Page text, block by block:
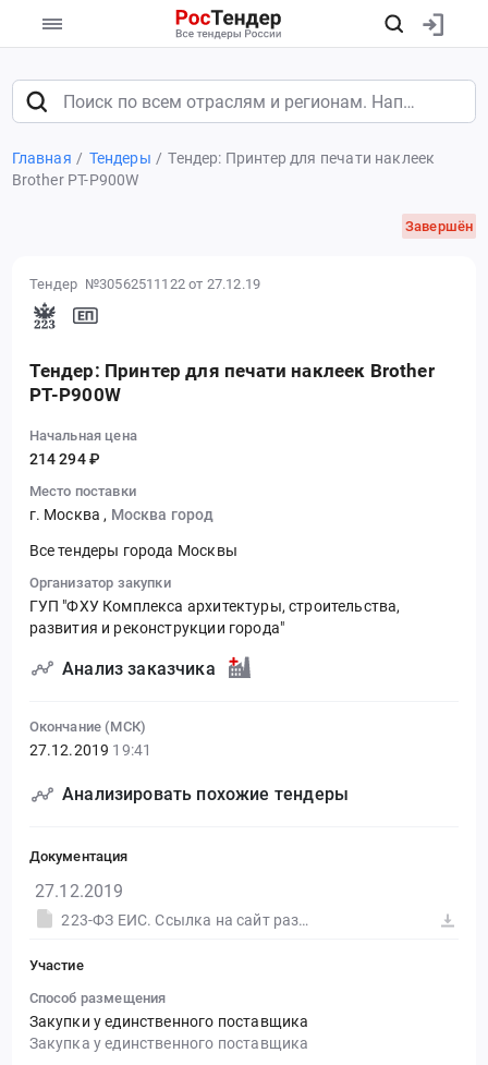
Главная Тендеры
Тендер: Принтер для печати наклеек
Brother PT-P900W
Завершён
Тендер №30562511122 от 27.12.19
Тендер: Принтер для печати наклеек Brother
PT-P900W
Начальная цена
214 294 ₽
Место поставки
г. Москва , Москва город
Все тендеры города Москвы
Организатор закупки
ГУП "ФХУ Комплекса архитектуры, строительства,
развития и реконструкции города"
Анализ заказчика
Окончание (МСК)
27.12.2019 19:41
Анализировать похожие тендеры
Документация
27.12.2019
223-ФЗ ЕИС. Ссылка на сайт размещения тендера #30562511122.doc
Участие
Способ размещения
Закупки у единственного поставщика
Закупка у единственного поставщика